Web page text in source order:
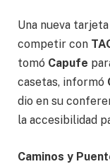
Una nueva
competir con
tomó Capufe
casetas, informó
dio en su
la accesibilidad
Caminos y